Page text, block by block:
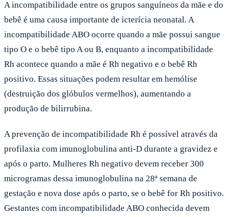
A incompatibilidade entre os grupos sanguíneos da mãe e do
bebê é uma causa importante de icterícia neonatal. A
incompatibilidade ABO ocorre quando a mãe possui sangue
tipo O e o bebê tipo A ou B, enquanto a incompatibilidade
Rh acontece quando a mãe é Rh negativo e o bebê Rh
positivo. Essas situações podem resultar em hemólise
(destruição dos glóbulos vermelhos), aumentando a
produção de bilirrubina.
A prevenção de incompatibilidade Rh é possível através da
profilaxia com imunoglobulina anti-D durante a gravidez e
após o parto. Mulheres Rh negativo devem receber 300
microgramas dessa imunoglobulina na 28ª semana de
gestação e nova dose após o parto, se o bebê for Rh positivo.
Gestantes com incompatibilidade ABO conhecida devem